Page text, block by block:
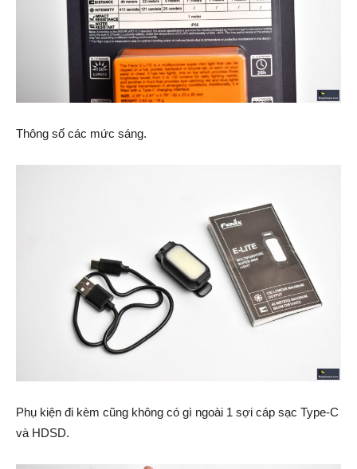
Thông số các mức sáng.
Phụ kiện đi kèm cũng không có gì ngoài 1 sợi cáp sạc Type-C
và HDSD.